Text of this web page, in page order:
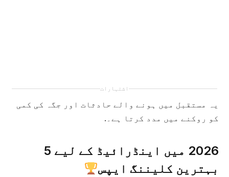
اشتہارات
یہ مستقبل میں ہونے والے حادثات اور جگہ کی کمی
کو روکنے میں مدد کرتا ہے۔.
2026 میں اینڈرائیڈ کے لیے 5
بہترین کلیننگ ایپس